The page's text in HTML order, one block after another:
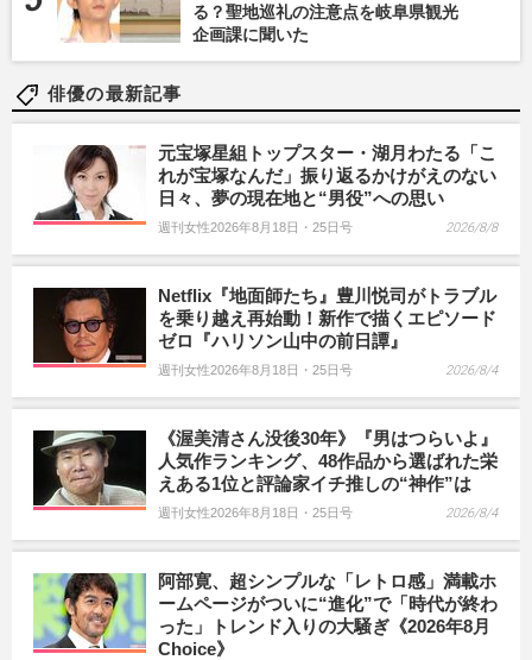
る？聖地巡礼の注意点を岐阜県観光
企画課に聞いた
俳優の最新記事
元宝塚星組トップスター・湖月わたる「こ
れが宝塚なんだ」振り返るかけがえのない
日々、夢の現在地と“男役”への思い
週刊女性2026年8月18日・25日号 2026/8/8
Netflix『地面師たち』豊川悦司がトラブル
を乗り越え再始動！新作で描くエピソード
ゼロ『ハリソン山中の前日譚』
週刊女性2026年8月18日・25日号 2026/8/4
《渥美清さん没後30年》『男はつらいよ』
人気作ランキング、48作品から選ばれた栄
えある1位と評論家イチ推しの“神作”は
週刊女性2026年8月18日・25日号 2026/8/4
阿部寛、超シンプルな「レトロ感」満載ホ
ームページがついに“進化”で「時代が終わ
った」トレンド入りの大騒ぎ《2026年8月
Choice》